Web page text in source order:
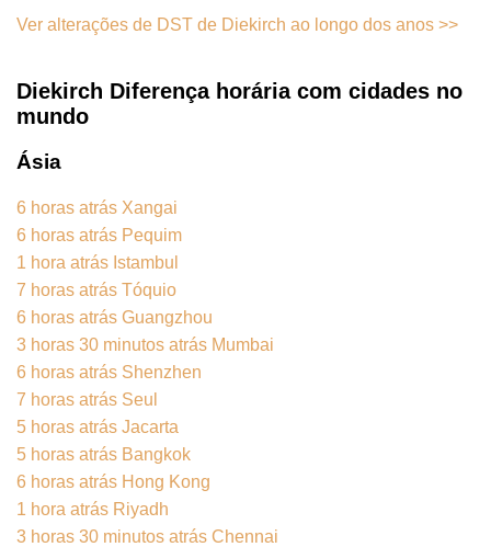
Ver alterações de DST de Diekirch ao longo dos anos >>
Diekirch Diferença horária com cidades no
mundo
Ásia
6 horas atrás Xangai
6 horas atrás Pequim
1 hora atrás Istambul
7 horas atrás Tóquio
6 horas atrás Guangzhou
3 horas 30 minutos atrás Mumbai
6 horas atrás Shenzhen
7 horas atrás Seul
5 horas atrás Jacarta
5 horas atrás Bangkok
6 horas atrás Hong Kong
1 hora atrás Riyadh
3 horas 30 minutos atrás Chennai